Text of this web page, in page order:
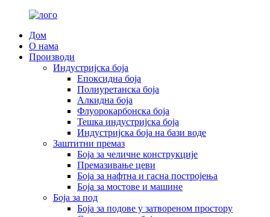
Дом
О нама
Производи
Индустријска боја
Епоксидна боја
Полиуретанска боја
Алкидна боја
Флуорокарбонска боја
Тешка индустријска боја
Индустријска боја на бази воде
Заштитни премаз
Боја за челичне конструкције
Премазивање цеви
Боја за нафтна и гасна постројења
Боја за мостове и машине
Боја за под
Боја за подове у затвореном простору